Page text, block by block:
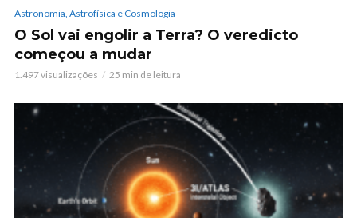
Astronomia, Astrofísica e Cosmologia
O Sol vai engolir a Terra? O veredicto
começou a mudar
1.497 visualizações 25 min de leitura